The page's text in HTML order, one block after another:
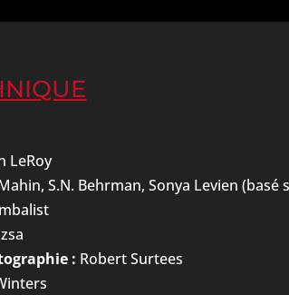
LeRoy
S.N. Behrman, Sonya Levien
: Robert Surtees